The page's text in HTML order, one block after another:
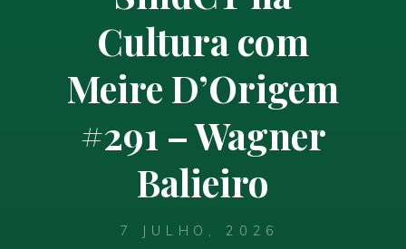
Cultura com
Meire D’Origem
#291 – Wagner
Balieiro
7 JULHO, 2026